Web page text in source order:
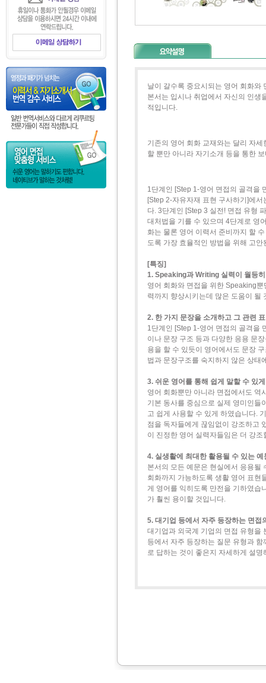
날이 갈수록 중요시되는 영어 회화와
본서는 입시나 취업에서 자신의 인생
적입니다.
기존의 영어 회화 교재와는 달리 자
할 뿐만 아니라 자기소개 등을 통한
1단계인 [Step 1-영어 면접의 골격을
[Step 2-자유자재 표현 구사하기]에
다. 3단계인 [Step 3 실전! 면접 유형
대처법을 기를 수 있으며 4단계로 영
화는 물론 영어 이력서 준비까지 할
도록 가장 효율적인 방법을 위해 고안
[특징]
1. Speaking과 Writing 실력이 월등
영어 회화와 면접을 위한 Speaking
력까지 향상시키는데 많은 도움이 될
2. 한 가지 문장을 소개하고 그 관련
1단계인 [Step 1-영어 면접의 골격을
이나 문장 구조 등과 다양한 응용 문
용을 할 수 있듯이 영어에서도 문장
법과 문장구조를 숙지하지 않은 상태
3. 쉬운 영어를 통해 쉽게 말할 수 있
영어 회화뿐만 아니라 면접에서도 역
기본 동사를 중심으로 실제 영미인들
고 쉽게 사용할 수 있게 하였습니다.
점을 독자들에게 끊임없이 강조하고
이 진정한 영어 실력자들임은 더 강
4. 실생활에 최대한 활용될 수 있는
본서의 모든 예문은 현실에서 응용될
회화까지 가능하도록 생활 영어 표현
게 영어를 익히도록 만전을 기하였습
가 훨씬 용이할 것입니다.
5. 대기업 등에서 자주 등장하는 면접
대기업과 외국계 기업의 면접 유형을
등에서 자주 등장하는 질문 유형과
로 답하는 것이 좋은지 자세하게 설명